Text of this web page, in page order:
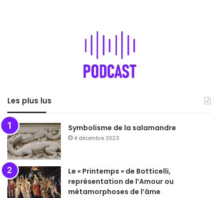
Les plus lus
Symbolisme de la salamandre
4 décembre 2023
Le « Printemps » de Botticelli,
représentation de l’Amour ou
métamorphoses de l’âme